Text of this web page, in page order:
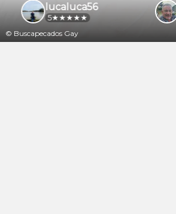
lucaluca56
5
© Buscapecados Gay